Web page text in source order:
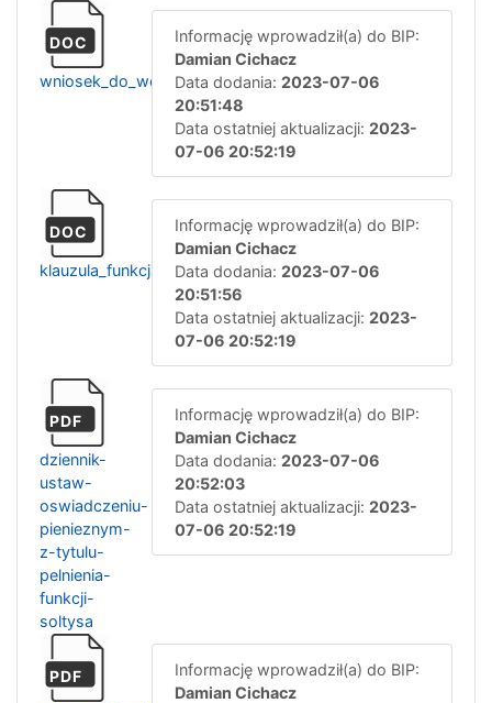
DOC
wniosek_do_wojta_zaswiadczenie
Informację wprowadził(a) do BIP:
Damian Cichacz
Data dodania: 2023-07-06
20:51:48
Data ostatniej aktualizacji: 2023-
07-06 20:52:19
DOC
klauzula_funkcja_soltysa
Informację wprowadził(a) do BIP:
Damian Cichacz
Data dodania: 2023-07-06
20:51:56
Data ostatniej aktualizacji: 2023-
07-06 20:52:19
PDF
dziennik-
ustaw-
oswiadczeniu-
pienieznym-
z-tytulu-
pelnienia-
funkcji-
soltysa
Informację wprowadził(a) do BIP:
Damian Cichacz
Data dodania: 2023-07-06
20:52:03
Data ostatniej aktualizacji: 2023-
07-06 20:52:19
PDF
Informację wprowadził(a) do BIP:
Damian Cichacz